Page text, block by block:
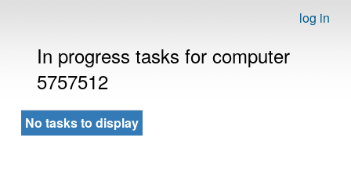
log in
In progress tasks for computer
5757512
No tasks to display